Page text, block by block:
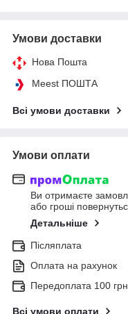
Умови доставки
Нова Пошта
Meest ПОШТА
Всі умови доставки
Умови оплати
Ви отримаєте
або гроші
Детальніше
Післяплата
Оплата на рахунок
Передоплата 100
Всі умови оплати